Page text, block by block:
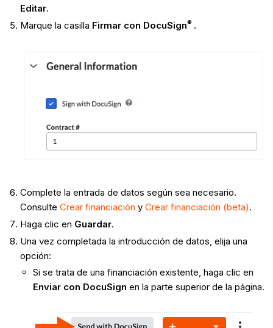
Editar.
Marque la casilla Firmar con DocuSign® .
Complete la entrada de datos según sea necesario.
Consulte Crear financiación y Crear financiación (beta).
Haga clic en Guardar.
Una vez completada la introducción de datos, elija una
opción:
Si se trata de una financiación existente, haga clic en
Enviar con DocuSign en la parte superior de la página.